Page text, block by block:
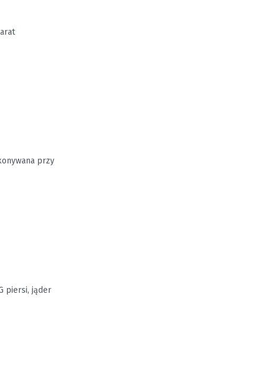
przy
piersi, jąder